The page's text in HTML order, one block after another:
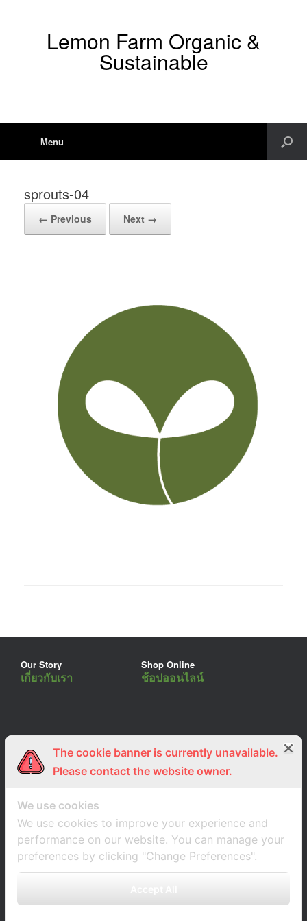
Lemon Farm Organic &
Sustainable
Menu
sprouts-04
← Previous Next →
Our Story
เกี่ยวกับเรา
Shop Online
ช้อปออนไลน์
ร่วมงานกับเรา
สมัครงาน
Lemon Farm Cafe
ร้านอาหารอินทรีย์
The cookie banner is currently unavailable.
Please contact the website owner.
We use cookies
We use cookies to improve your experience and
performance on our website. You can manage your
preferences by clicking "Change Preferences".